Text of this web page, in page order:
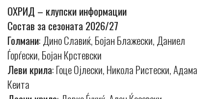
ОХРИД – клупски информации
Состав за сезоната 2026/27
Голмани: Дино Славиќ, Бојан Блажески, Даниел
Ѓорѓески, Бојан Крстевски
Леви крила: Гоце Ојлески, Никола Ристески, Адама
Кеита